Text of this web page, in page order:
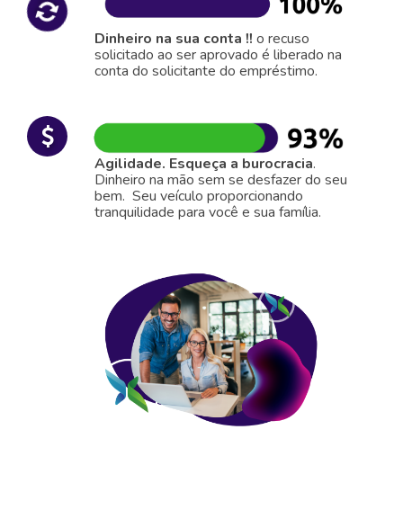
Dinheiro na sua conta !! o recuso
solicitado ao ser aprovado é liberado na
conta do solicitante do empréstimo.
Agilidade. Esqueça a burocracia.
Dinheiro na mão sem se desfazer do seu
bem. Seu veículo proporcionando
tranquilidade para você e sua família.